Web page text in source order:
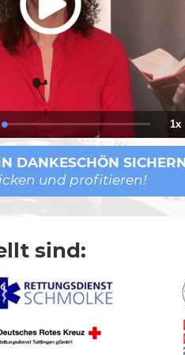
Loaded:
0.00%
1x
DANKESCHÖN
und profitieren!
sind: